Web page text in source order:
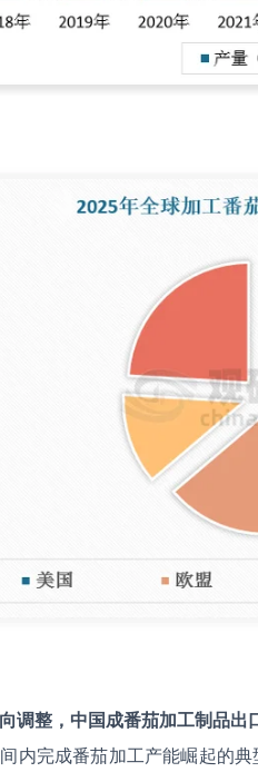
调整，中国成番茄加工制品出
内完成番茄加工产能崛起的